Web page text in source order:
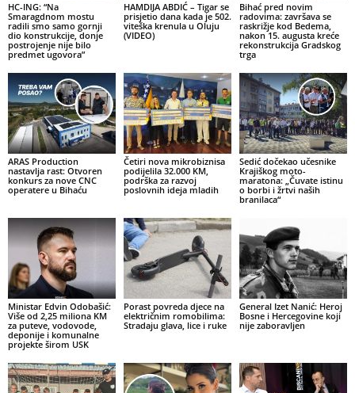
HC-ING: “Na
Smaragdnom mostu
radili smo samo gornji
dio konstrukcije, donje
postrojenje nije bilo
predmet ugovora”
HAMDIJA ABDIĆ – Tigar se
prisjetio dana kada je 502.
viteška krenula u Oluju
(VIDEO)
Bihać pred novim
radovima: završava se
raskrižje kod Bedema,
nakon 15. augusta kreće
rekonstrukcija Gradskog
trga
ARAS Production
nastavlja rast: Otvoren
konkurs za nove CNC
operatere u Bihaću
Četiri nova mikrobiznisa
podijelila 32.000 KM,
podrška za razvoj
poslovnih ideja mladih
Sedić dočekao učesnike
Krajiškog moto-
maratona: „Čuvate istinu
o borbi i žrtvi naših
branilaca“
Ministar Edvin Odobašić:
Više od 2,25 miliona KM
za puteve, vodovode,
deponije i komunalne
projekte širom USK
Porast povreda djece na
električnim romobilima:
Stradaju glava, lice i ruke
General Izet Nanić: Heroj
Bosne i Hercegovine koji
nije zaboravljen